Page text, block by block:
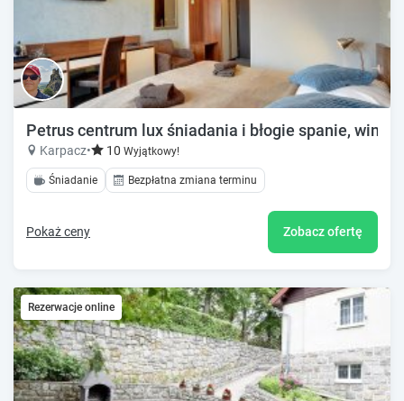
Petrus centrum lux śniadania i błogie spanie, winda
Karpacz• 10 Wyjątkowy!
Śniadanie Bezpłatna zmiana terminu
Pokaż ceny Zobacz ofertę
Rezerwacje online